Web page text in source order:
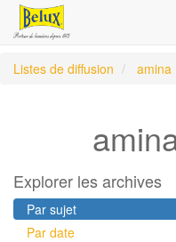
Listes de diffusion
amina
Explorer les archives
Par sujet
Par date